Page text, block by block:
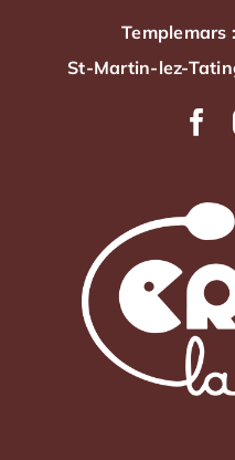
Templemars
St-Martin-lez-